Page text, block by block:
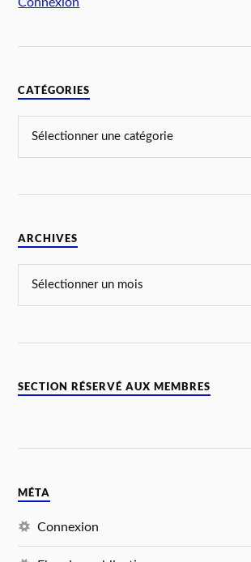
CATÉGORIES
ARCHIVES
SECTION RÉSERVÉ AUX MEMBRES
MÉTA
Connexion